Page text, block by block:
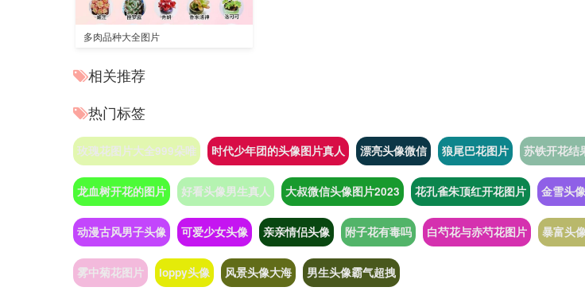
多肉品种大全图片
相关推荐
热门标签
玫瑰花图片大全999朵唯 时代少年团的头像图片真人 漂亮头像微信 狼尾巴花图片 苏铁开花结
龙血树开花的图片 好看头像男生真人 大叔微信头像图片2023 花孔雀朱顶红开花图片 金雪头
动漫古风男子头像 可爱少女头像 亲亲情侣头像 附子花有毒吗 白芍花与赤芍花图片 暴富头
雾中菊花图片 loppy头像 风景头像大海 男生头像霸气超拽